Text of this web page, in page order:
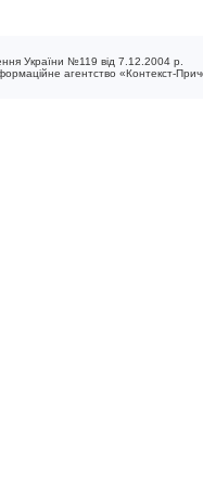
України №119 від 7.12.2004 р.
агентство «Контекст-